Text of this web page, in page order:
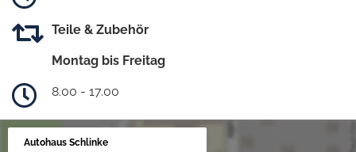
Teile & Zubehör
Montag bis Freitag
8.00 - 17.00
Autohaus Schlinke